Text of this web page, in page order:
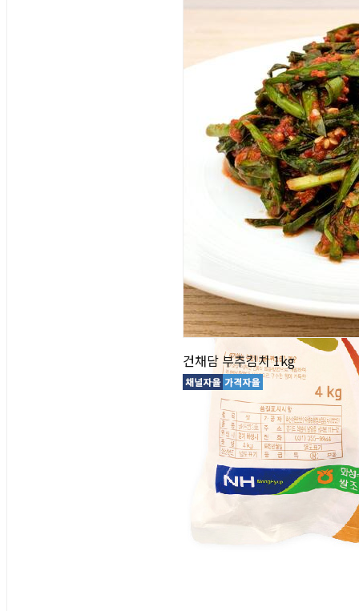
건채담 부추김치 1kg